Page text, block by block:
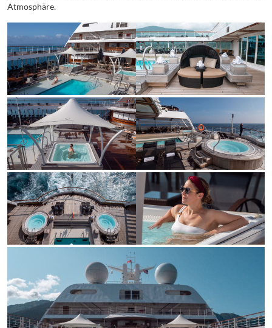
Atmosphäre.